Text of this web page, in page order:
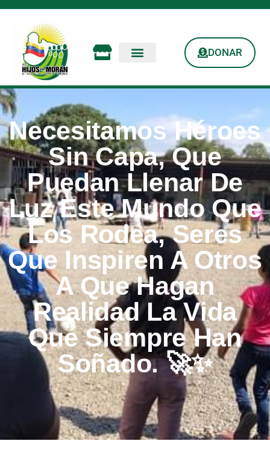
DONAR
Necesitamos Héroes
Sin Capa, Que
Puedan Llenar De
Luz Este Mundo Que
Los Rodea, Seres
Que Inspiren A Otros
A Que Hagan
Realidad La Vida
Que Siempre Han
Soñado. 🚀✨